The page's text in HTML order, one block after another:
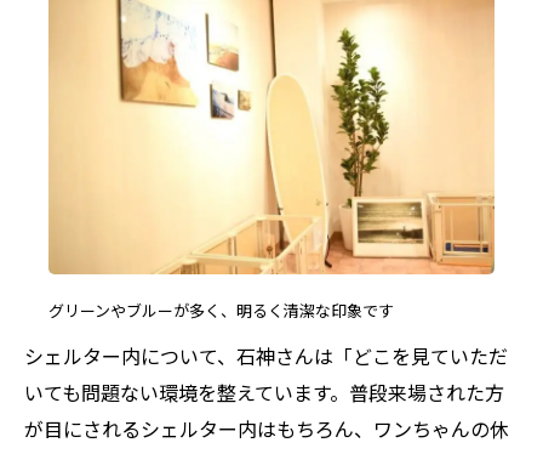
グリーンやブルーが多く、明るく清潔な印象です
シェルター内について、石神さんは「どこを見ていただ
いても問題ない環境を整えています。普段来場された方
が目にされるシェルター内はもちろん、ワンちゃんの休